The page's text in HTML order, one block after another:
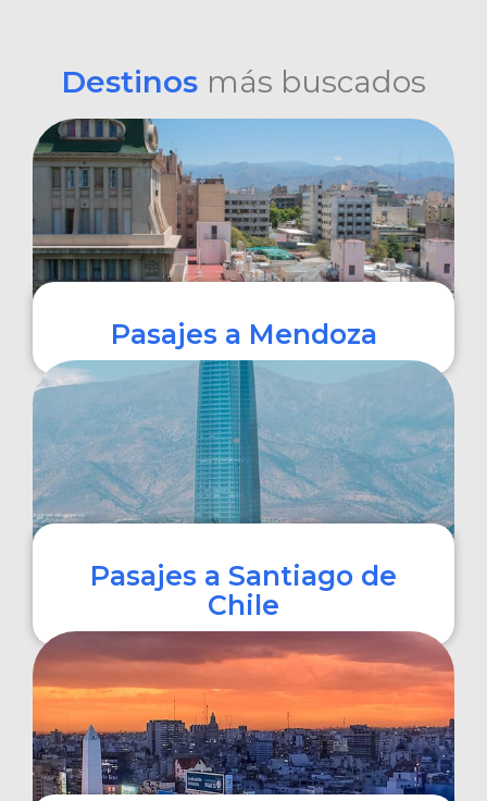
Destinos más buscados
Pasajes a Mendoza
COMPRAR
Pasajes a Santiago de
Chile